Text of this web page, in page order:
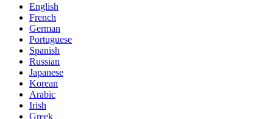
English
French
German
Portuguese
Spanish
Russian
Japanese
Korean
Arabic
Irish
Greek